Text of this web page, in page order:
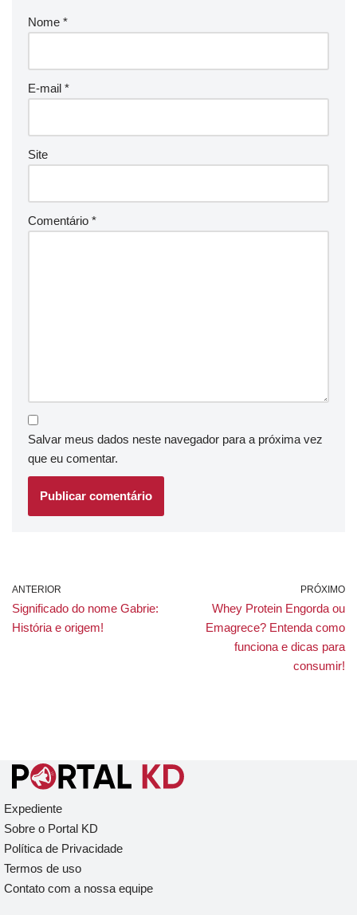
Nome *
E-mail *
Site
Comentário *
Salvar meus dados neste navegador para a próxima vez
que eu comentar.
ANTERIOR
Significado do nome Gabrie:
História e origem!
PRÓXIMO
Whey Protein Engorda ou
Emagrece? Entenda como
funciona e dicas para
consumir!
Expediente
Sobre o Portal KD
Política de Privacidade
Termos de uso
Contato com a nossa equipe